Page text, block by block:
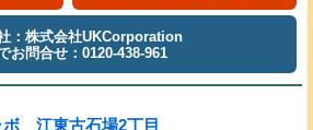
：株式会社UKCorporation
お問合せ：0120-438-961
ボ 江東古石場2丁目